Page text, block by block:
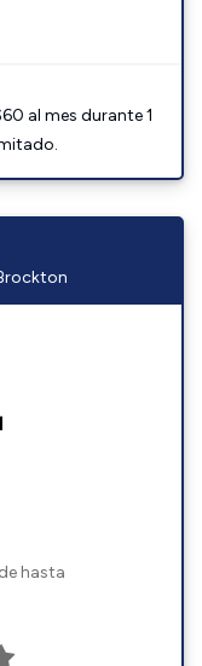
al mes durante 1
hasta